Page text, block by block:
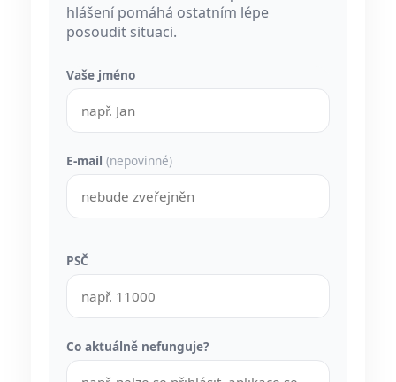
hlášení pomáhá ostatním lépe
posoudit situaci.
Vaše jméno
E-mail (nepovinné)
PSČ
Co aktuálně nefunguje?